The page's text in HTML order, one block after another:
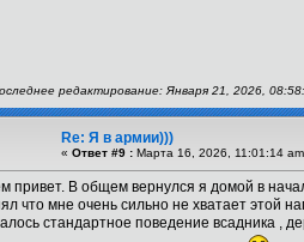
редактирование: Января 21, 2026,
Re: Я в армии)))
« Ответ #9 : Марта 16, 2026, 11:01:14
привет. В общем вернулся я домой в
что мне очень сильно не хватает этой
стандартное поведение всадника ,